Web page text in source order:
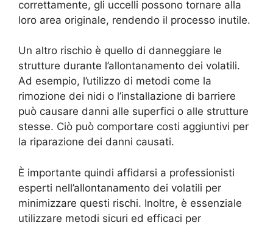
correttamente, gli uccelli possono tornare alla
loro area originale, rendendo il processo inutile.
Un altro rischio è quello di danneggiare le
strutture durante l’allontanamento dei volatili.
Ad esempio, l’utilizzo di metodi come la
rimozione dei nidi o l’installazione di barriere
può causare danni alle superfici o alle strutture
stesse. Ciò può comportare costi aggiuntivi per
la riparazione dei danni causati.
È importante quindi affidarsi a professionisti
esperti nell’allontanamento dei volatili per
minimizzare questi rischi. Inoltre, è essenziale
utilizzare metodi sicuri ed efficaci per